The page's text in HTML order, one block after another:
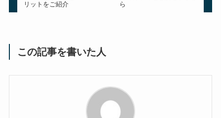
リットをご紹介
ら
この記事を書いた人